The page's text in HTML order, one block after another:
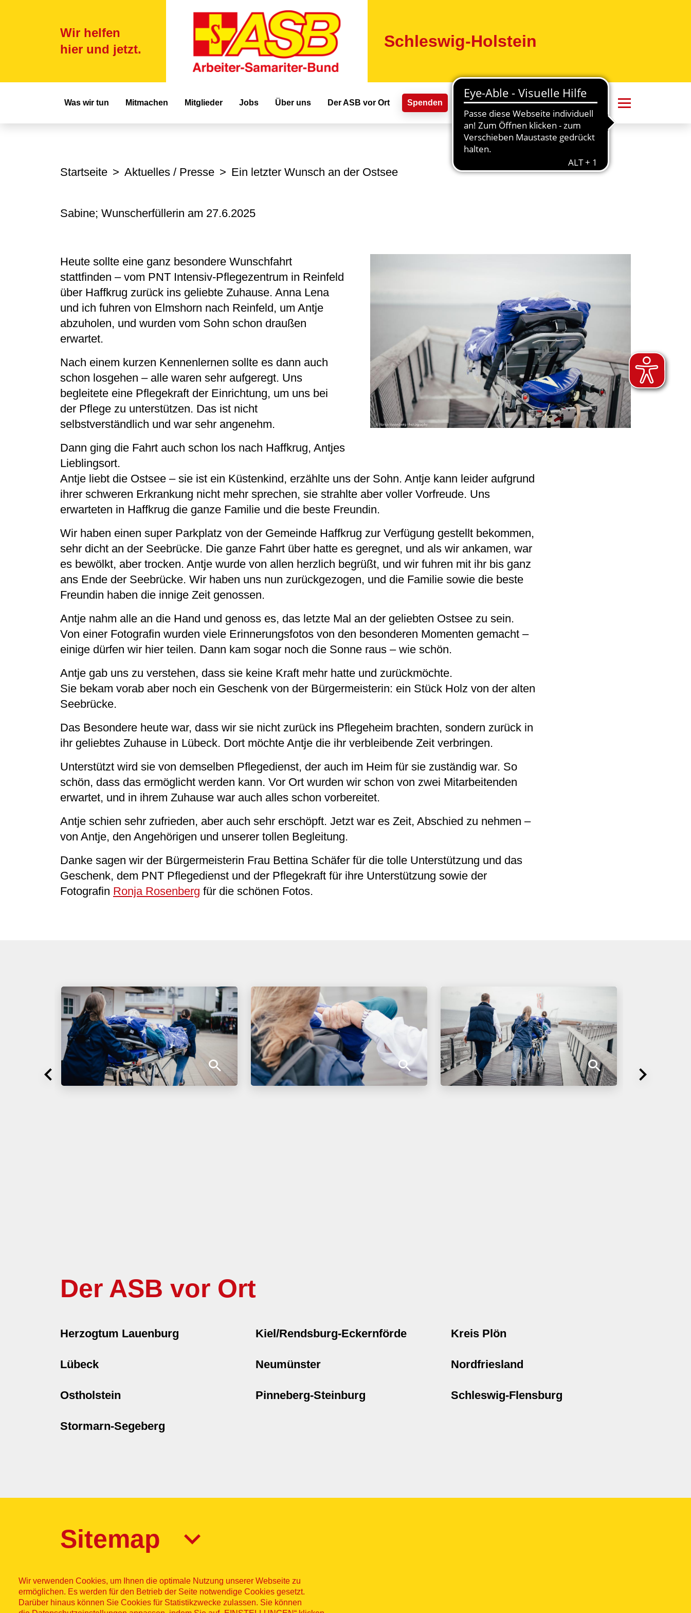
Wir helfen
hier und jetzt.
Schleswig-Holstein
Hauptnavigation
Was wir tun Mitmachen Mitglieder Jobs Über uns Der ASB vor Ort Spenden
Startseite Aktuelles / Presse Ein letzter Wunsch an der Ostsee
Sabine; Wunscherfüllerin am 27.6.2025
Heute sollte eine ganz besondere Wunschfahrt
stattfinden – vom PNT Intensiv-Pflegezentrum in Reinfeld
über Haffkrug zurück ins geliebte Zuhause. Anna Lena
und ich fuhren von Elmshorn nach Reinfeld, um Antje
abzuholen, und wurden vom Sohn schon draußen
erwartet.
Nach einem kurzen Kennenlernen sollte es dann auch
schon losgehen – alle waren sehr aufgeregt. Uns
begleitete eine Pflegekraft der Einrichtung, um uns bei
der Pflege zu unterstützen. Das ist nicht
selbstverständlich und war sehr angenehm.
Dann ging die Fahrt auch schon los nach Haffkrug, Antjes
Lieblingsort.
Antje liebt die Ostsee – sie ist ein Küstenkind, erzählte uns der Sohn. Antje kann leider aufgrund
ihrer schweren Erkrankung nicht mehr sprechen, sie strahlte aber voller Vorfreude. Uns
erwarteten in Haffkrug die ganze Familie und die beste Freundin.
Wir haben einen super Parkplatz von der Gemeinde Haffkrug zur Verfügung gestellt bekommen,
sehr dicht an der Seebrücke. Die ganze Fahrt über hatte es geregnet, und als wir ankamen, war
es bewölkt, aber trocken. Antje wurde von allen herzlich begrüßt, und wir fuhren mit ihr bis ganz
ans Ende der Seebrücke. Wir haben uns nun zurückgezogen, und die Familie sowie die beste
Freundin haben die innige Zeit genossen.
Antje nahm alle an die Hand und genoss es, das letzte Mal an der geliebten Ostsee zu sein.
Von einer Fotografin wurden viele Erinnerungsfotos von den besonderen Momenten gemacht –
einige dürfen wir hier teilen. Dann kam sogar noch die Sonne raus – wie schön.
Antje gab uns zu verstehen, dass sie keine Kraft mehr hatte und zurückmöchte.
Sie bekam vorab aber noch ein Geschenk von der Bürgermeisterin: ein Stück Holz von der alten
Seebrücke.
Das Besondere heute war, dass wir sie nicht zurück ins Pflegeheim brachten, sondern zurück in
ihr geliebtes Zuhause in Lübeck. Dort möchte Antje die ihr verbleibende Zeit verbringen.
Unterstützt wird sie von demselben Pflegedienst, der auch im Heim für sie zuständig war. So
schön, dass das ermöglicht werden kann. Vor Ort wurden wir schon von zwei Mitarbeitenden
erwartet, und in ihrem Zuhause war auch alles schon vorbereitet.
Antje schien sehr zufrieden, aber auch sehr erschöpft. Jetzt war es Zeit, Abschied zu nehmen –
von Antje, den Angehörigen und unserer tollen Begleitung.
Danke sagen wir der Bürgermeisterin Frau Bettina Schäfer für die tolle Unterstützung und das
Geschenk, dem PNT Pflegedienst und der Pflegekraft für ihre Unterstützung sowie der
Fotografin Ronja Rosenberg für die schönen Fotos.
Der ASB vor Ort
Herzogtum Lauenburg Kiel/Rendsburg-Eckernförde Kreis Plön
Lübeck Neumünster Nordfriesland
Ostholstein Pinneberg-Steinburg Schleswig-Flensburg
Stormarn-Segeberg
Wir verwenden Cookies, um Ihnen die optimale Nutzung unserer Webseite zu
ermöglichen. Es werden für den Betrieb der Seite notwendige Cookies gesetzt.
Darüber hinaus können Sie Cookies für Statistikzwecke zulassen. Sie können
Sitemap